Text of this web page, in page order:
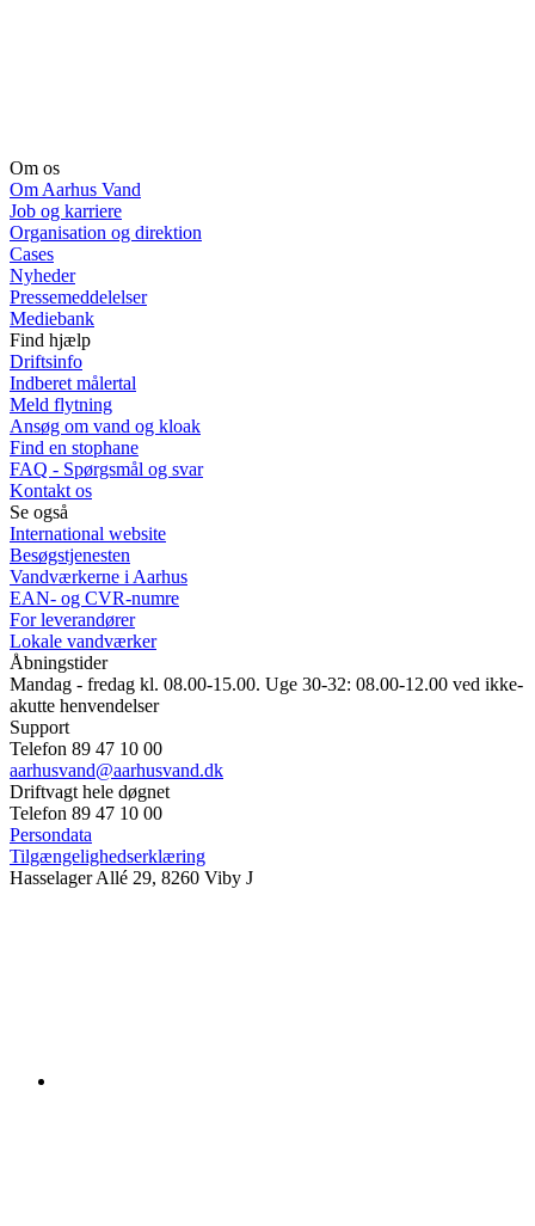
Om os
Om Aarhus Vand
Job og karriere
Organisation og direktion
Cases
Nyheder
Pressemeddelelser
Mediebank
Find hjælp
Driftsinfo
Indberet målertal
Meld flytning
Ansøg om vand og kloak
Find en stophane
FAQ - Spørgsmål og svar
Kontakt os
Se også
International website
Besøgstjenesten
Vandværkerne i Aarhus
EAN- og CVR-numre
For leverandører
Lokale vandværker
Åbningstider
Mandag - fredag kl. 08.00-15.00. Uge 30-32: 08.00-12.00 ved ikke-
akutte henvendelser
Support
Telefon 89 47 10 00
aarhusvand@aarhusvand.dk
Driftvagt hele døgnet
Telefon 89 47 10 00
Persondata
Tilgængelighedserklæring
Hasselager Allé 29, 8260 Viby J